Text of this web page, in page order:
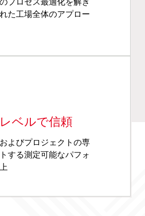
た工場全体のアプロー
ベルで信頼
よびプロジェクトの専
する測定可能なパフォ